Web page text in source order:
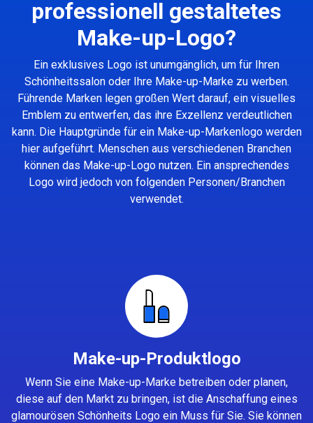
professionell gestaltetes
Make-up-Logo?
Ein exklusives Logo ist unumgänglich, um für Ihren
Schönheitssalon oder Ihre Make-up-Marke zu werben.
Führende Marken legen großen Wert darauf, ein visuelles
Emblem zu entwerfen, das ihre Exzellenz verdeutlichen
kann. Die Hauptgründe für ein Make-up-Markenlogo werden
hier aufgeführt. Menschen aus verschiedenen Branchen
können das Make-up-Logo nutzen. Ein ansprechendes
Logo wird jedoch von folgenden Personen/Branchen
verwendet.
Make-up-Produktlogo
Wenn Sie eine Make-up-Marke betreiben oder planen,
diese auf den Markt zu bringen, ist die Anschaffung eines
glamourösen Schönheits Logo ein Muss für Sie. Sie können